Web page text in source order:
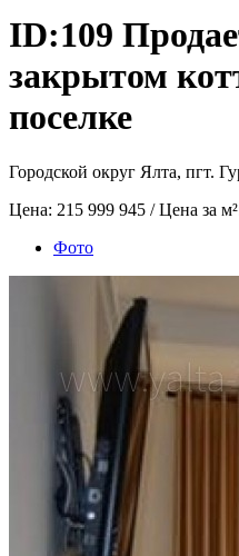
ID:109
закрытом
поселке
Городской округ Ялта, пгт.
Цена: 215 999 945 / Цена за
Фото